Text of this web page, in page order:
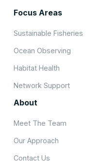
Focus Areas
Sustainable Fisheries
Ocean Observing
Habitat Health
Network Support
About
Meet The Team
Our Approach
Contact Us